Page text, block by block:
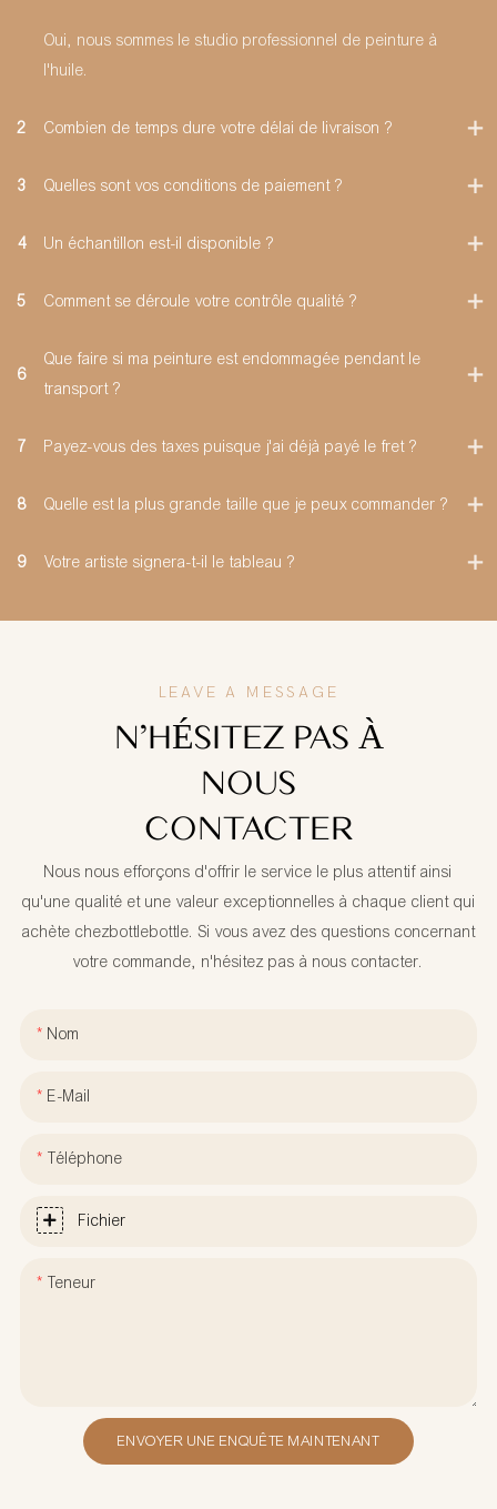
Oui, nous sommes le studio professionnel de peinture à
l'huile.
2 Combien de temps dure votre délai de livraison ?
3 Quelles sont vos conditions de paiement ?
4 Un échantillon est-il disponible ?
5 Comment se déroule votre contrôle qualité ?
6
Que faire si ma peinture est endommagée pendant le
transport ?
7 Payez-vous des taxes puisque j'ai déjà payé le fret ?
8 Quelle est la plus grande taille que je peux commander ?
9 Votre artiste signera-t-il le tableau ?
LEAVE A MESSAGE
N'HÉSITEZ PAS À
NOUS
CONTACTER
Nous nous efforçons d'offrir le service le plus attentif ainsi
qu'une qualité et une valeur exceptionnelles à chaque client qui
achète chezbottlebottle. Si vous avez des questions concernant
votre commande, n'hésitez pas à nous contacter.
Nom
E-Mail
Téléphone
Fichier
Teneur
ENVOYER UNE ENQUÊTE MAINTENANT